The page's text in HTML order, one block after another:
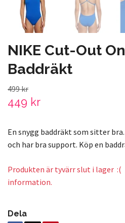
NIKE Cut-Out
Baddräkt
499 kr
449 kr
En snygg baddräkt som sitter
och har bra support. Köp en
Produkten är tyvärr slut i lager
information.
Dela